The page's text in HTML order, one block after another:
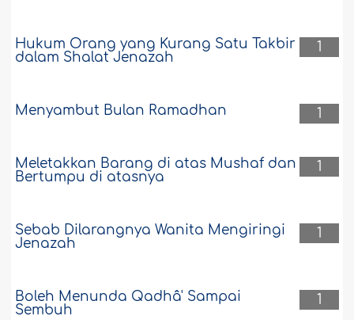
1
Hukum Orang yang Kurang Satu Takbir
dalam Shalat Jenazah
1
Menyambut Bulan Ramadhan
1
Meletakkan Barang di atas Mushaf dan
Bertumpu di atasnya
1
Sebab Dilarangnya Wanita Mengiringi
Jenazah
1
Boleh Menunda Qadhâ' Sampai
Sembuh